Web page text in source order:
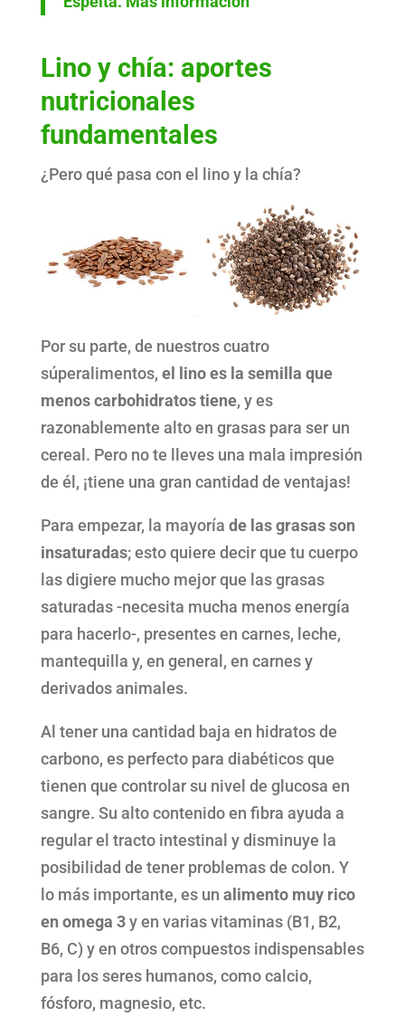
Lino y chía: aportes
nutricionales
fundamentales
¿Pero qué pasa con el lino y la chía?
Por su parte, de nuestros cuatro
súperalimentos, el lino es la semilla que
menos carbohidratos tiene, y es
razonablemente alto en grasas para ser un
cereal. Pero no te lleves una mala impresión
de él, ¡tiene una gran cantidad de ventajas!
Para empezar, la mayoría de las grasas son
insaturadas; esto quiere decir que tu cuerpo
las digiere mucho mejor que las grasas
saturadas -necesita mucha menos energía
para hacerlo-, presentes en carnes, leche,
mantequilla y, en general, en carnes y
derivados animales.
Al tener una cantidad baja en hidratos de
carbono, es perfecto para diabéticos que
tienen que controlar su nivel de glucosa en
sangre. Su alto contenido en fibra ayuda a
regular el tracto intestinal y disminuye la
posibilidad de tener problemas de colon. Y
lo más importante, es un alimento muy rico
en omega 3y en varias vitaminas (B1, B2,
B6, C) y en otros compuestos indispensables
para los seres humanos, como calcio,
fósforo, magnesio, etc.